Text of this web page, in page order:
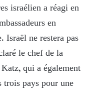
israélien a réagi en
en
Israël ne restera pas
le chef de la
qui a également
trois pays pour une